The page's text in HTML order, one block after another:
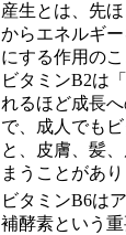
産生とは、先
からエネルギ
にする作用のこ
ビタミンB2は
れるほど成長
で、成人でも
と、皮膚、髪
まうことがあり
ビタミンB6は
補酵素という